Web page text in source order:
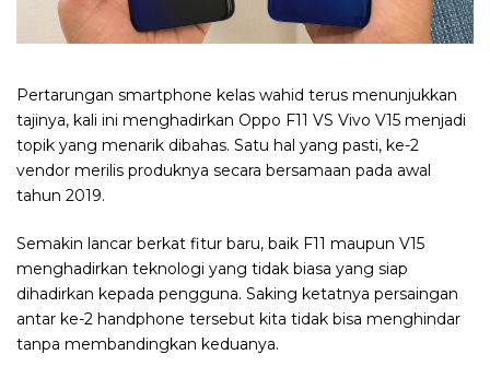
Pertarungan smartphone kelas wahid terus menunjukkan
tajinya, kali ini menghadirkan Oppo F11 VS Vivo V15 menjadi
topik yang menarik dibahas. Satu hal yang pasti, ke-2
vendor merilis produknya secara bersamaan pada awal
tahun 2019.
Semakin lancar berkat fitur baru, baik F11 maupun V15
menghadirkan teknologi yang tidak biasa yang siap
dihadirkan kepada pengguna. Saking ketatnya persaingan
antar ke-2 handphone tersebut kita tidak bisa menghindar
tanpa membandingkan keduanya.